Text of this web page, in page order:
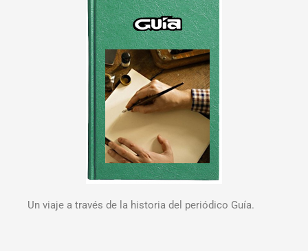
Un viaje a través de la historia del periódico Guía.